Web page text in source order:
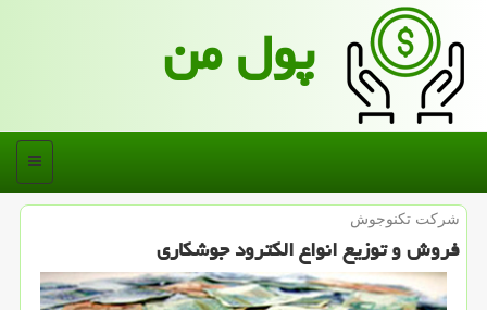
پول من
منو
شركت تكنوجوش
فروش و توزیع انواع الكترود جوشكاری